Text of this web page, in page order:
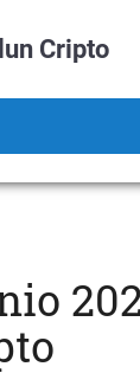
Cripto